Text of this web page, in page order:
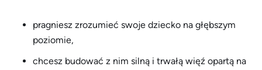
pragniesz zrozumieć swoje dziecko na głębszym
poziomie,
chcesz budować z nim silną i trwałą więź opartą na